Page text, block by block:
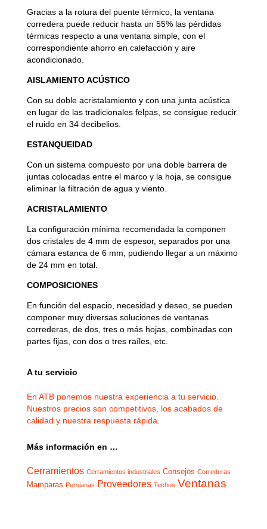
Gracias a la rotura del puente térmico, la ventana
corredera puede reducir hasta un 55% las pérdidas
térmicas respecto a una ventana simple, con el
correspondiente ahorro en calefacción y aire
acondicionado.
AISLAMIENTO ACÚSTICO
Con su doble acristalamiento y con una junta acústica
en lugar de las tradicionales felpas, se consigue reducir
el ruido en 34 decibelios.
ESTANQUEIDAD
Con un sistema compuesto por una doble barrera de
juntas colocadas entre el marco y la hoja, se consigue
eliminar la filtración de agua y viento.
ACRISTALAMIENTO
La configuración mínima recomendada la componen
dos cristales de 4 mm de espesor, separados por una
cámara estanca de 6 mm, pudiendo llegar a un máximo
de 24 mm en total.
COMPOSICIONES
En función del espacio, necesidad y deseo, se pueden
componer muy diversas soluciones de ventanas
correderas, de dos, tres o más hojas, combinadas con
partes fijas, con dos o tres raíles, etc.
A tu servicio
En ATB ponemos nuestra experiencia a tu servicio.
Nuestros precios son competitivos, los acabados de
calidad y nuestra respuesta rápida.
Más información en …
Cerramientos Cerramientos industriales Consejos Correderas
Mamparas Persianas Proveedores Techos Ventanas